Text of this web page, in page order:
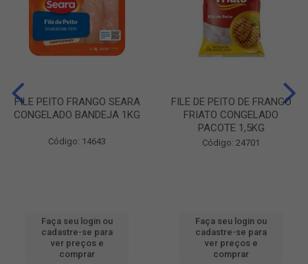
FILE PEITO FRANGO SEARA
CONGELADO BANDEJA 1KG
Código: 14643
Faça seu login ou
cadastre-se para
ver preços e
comprar
FILE DE PEITO DE FRANGO
FRIATO CONGELADO
PACOTE 1,5KG
Código: 24701
Faça seu login ou
cadastre-se para
ver preços e
comprar